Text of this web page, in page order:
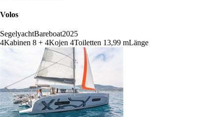
Volos
SegelyachtBareboat2025
4Kabinen 8 + 4Kojen 4Toiletten 13,99 mLänge